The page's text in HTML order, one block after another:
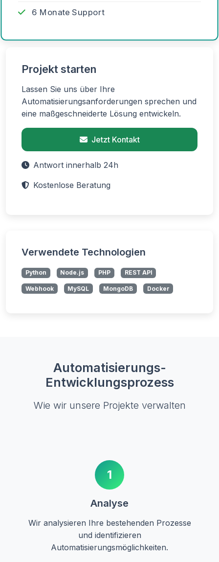
6 Monate Support
Projekt starten
Lassen Sie uns über Ihre
Automatisierungsanforderungen sprechen und
eine maßgeschneiderte Lösung entwickeln.
Jetzt Kontakt
Antwort innerhalb 24h
Kostenlose Beratung
Verwendete Technologien
Python Node.js PHP REST API
Webhook MySQL MongoDB Docker
Automatisierungs-
Entwicklungsprozess
Wie wir unsere Projekte verwalten
1
Analyse
Wir analysieren Ihre bestehenden Prozesse
und identifizieren
Automatisierungsmöglichkeiten.